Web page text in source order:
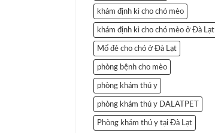
khám định kì cho chó mèo
khám định kì cho chó mèo ở Đà Lạt
Mổ đẻ cho chó ở Đà Lạt
phòng bệnh cho mèo
phòng khám thú y
phòng khám thú y DALATPET
Phòng khám thú y tại Đà Lạt